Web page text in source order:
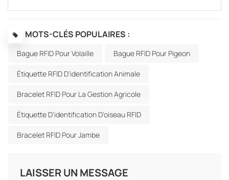
MOTS-CLÉS POPULAIRES :
Bague RFID Pour Volaille Bague RFID Pour Pigeon
Étiquette RFID D'identification Animale
Bracelet RFID Pour La Gestion Agricole
Étiquette D'identification D'oiseau RFID
Bracelet RFID Pour Jambe
LAISSER UN MESSAGE